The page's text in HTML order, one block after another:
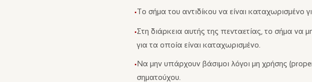
•Το σήμα του αντιδίκου να είναι καταχωρισμένο
•Στη διάρκεια αυτής της πενταετίας, το σήμα να
για τα οποία είναι καταχωρισμένο.
•Να μην υπάρχουν βάσιμοι λόγοι μη χρήσης
σηματούχου.